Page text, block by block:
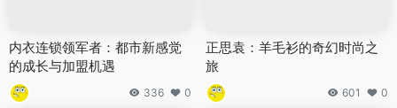
内衣连锁领军者：都市新感觉
的成长与加盟机遇
336 0
正思袁：羊毛衫的奇幻时尚之
旅
601 0